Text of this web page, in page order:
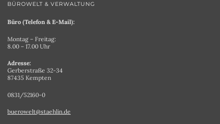
BÜROWELT & VERWALTUNG
Büro (Telefon & E-Mail):
Montag – Freitag:
8.00 – 17.00 Uhr
Adresse:
Gerberstraße 32-34
87435 Kempten
0831/52160-0
buerowelt@staehlin.de